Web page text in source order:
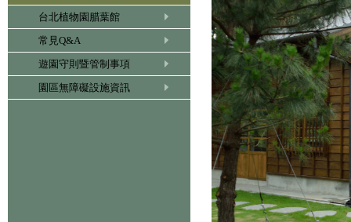
台北植物園腊葉館
常見Q&A
遊園守則暨管制事項
園區無障礙設施資訊